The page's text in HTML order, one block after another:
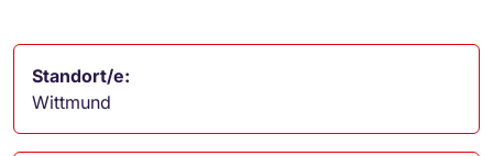
Standort/e:
Wittmund